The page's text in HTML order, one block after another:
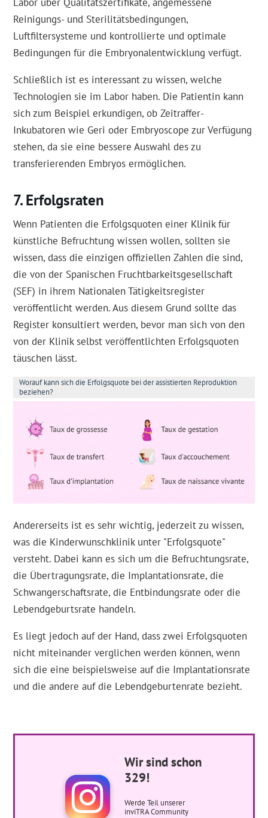
Reinigungs- und Sterilitätsbedingungen,
Luftfiltersysteme und kontrollierte und optimale
Bedingungen für die Embryonalentwicklung verfügt.
Schließlich ist es interessant zu wissen, welche
Technologien sie im Labor haben. Die Patientin kann
sich zum Beispiel erkundigen, ob Zeitraffer-
Inkubatoren wie Geri oder Embryoscope zur Verfügung
stehen, da sie eine bessere Auswahl des zu
transferierenden Embryos ermöglichen.
Erfolgsraten
Wenn Patienten die Erfolgsquoten einer Klinik für
künstliche Befruchtung wissen wollen, sollten sie
wissen, dass die einzigen offiziellen Zahlen die sind,
die von der Spanischen Fruchtbarkeitsgesellschaft
(SEF) in ihrem Nationalen Tätigkeitsregister
veröffentlicht werden. Aus diesem Grund sollte das
Register konsultiert werden, bevor man sich von den
von der Klinik selbst veröffentlichten Erfolgsquoten
täuschen lässt.
Worauf kann sich die Erfolgsquote bei der assistierten Reproduktion
beziehen?
Andererseits ist es sehr wichtig, jederzeit zu wissen,
was die Kinderwunschklinik unter "Erfolgsquote"
versteht. Dabei kann es sich um die Befruchtungsrate,
die Übertragungsrate, die Implantationsrate, die
Schwangerschaftsrate, die Entbindungsrate oder die
Lebendgeburtsrate handeln.
Es liegt jedoch auf der Hand, dass zwei Erfolgsquoten
nicht miteinander verglichen werden können, wenn
sich die eine beispielsweise auf die Implantationsrate
und die andere auf die Lebendgeburtenrate bezieht.
Wir sind schon
329!
Werde Teil unserer
inviTRA Community